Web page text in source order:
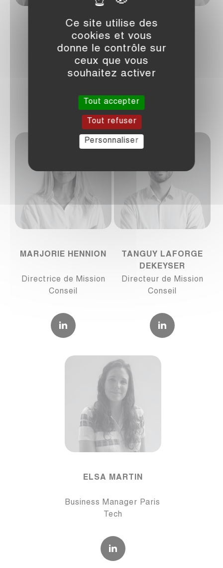
Ce site utilise des
cookies et vous
donne le contrôle sur
ceux que vous
souhaitez activer
Tout accepter
Tout refuser
Personnaliser
FLORE PORTE
Chef de projet
LOUISE AYRAL
Office Manager
MARJORIE HENNION
Directrice de Mission
Conseil
TANGUY LAFORGE
DEKEYSER
Directeur de Mission
Conseil
ELSA MARTIN
Business Manager Paris
Tech